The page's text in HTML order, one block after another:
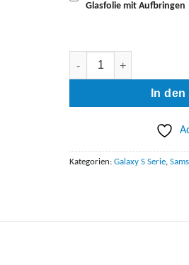
Glasfolie mit Aufbringen
Galaxy S9 (G960F) Display
In
Kategorien:Galaxy S Serie,